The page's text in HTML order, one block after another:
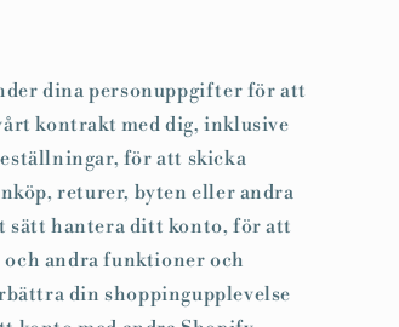
dina personuppgifter för att
kontrakt med dig, inklusive
för att skicka
returer, byten eller andra
sätt hantera ditt konto, för att
andra funktioner och
din shoppingupplevelse